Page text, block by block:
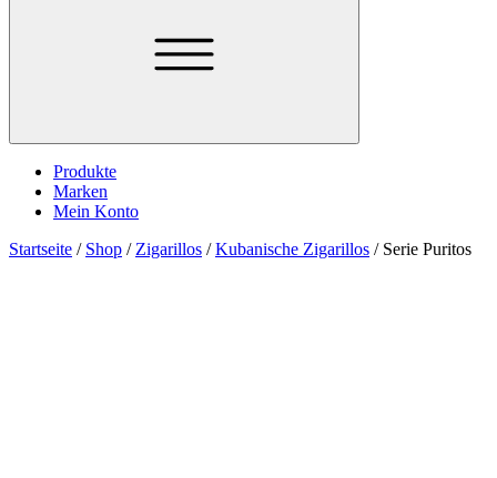
Produkte
Marken
Mein Konto
Startseite / Shop / Zigarillos /Kubanische Zigarillos / Serie Puritos